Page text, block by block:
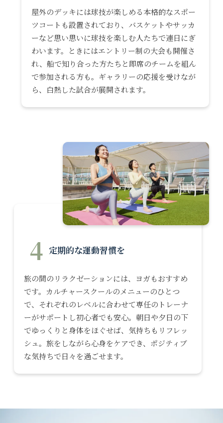
屋外のデッキには球技が楽しめる本格的なスポー
ツコートも設置されており、バスケットやサッカ
ーなど思い思いに球技を楽しむ人たちで連日にぎ
わいます。ときにはエントリー制の大会も開催さ
れ、船で知り合った方たちと即席のチームを組ん
で参加される方も。ギャラリーの応援を受けなが
ら、白熱した試合が展開されます。
4 定期的な運動習慣を
旅の間のリラクゼーションには、ヨガもおすすめ
です。カルチャースクールのメニューのひとつ
で、それぞれのレベルに合わせて専任のトレーナ
ーがサポートし初心者でも安心。朝日や夕日の下
でゆっくりと身体をほぐせば、気持ちもリフレッ
シュ。旅をしながら心身をケアでき、ポジティブ
な気持ちで日々を過ごせます。